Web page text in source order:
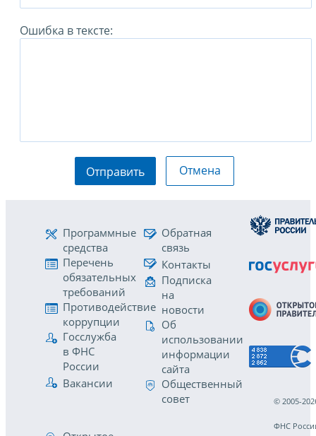
Ошибка в тексте:
Отправить Отмена
Программные
средства
Перечень
обязательных
требований
Противодействие
коррупции
Госслужба
в ФНС
России
Вакансии
Обратная
связь
Контакты
Подписка
на
новости
Об
использовании
информации
сайта
Общественный
совет
© 2005-
ФНС